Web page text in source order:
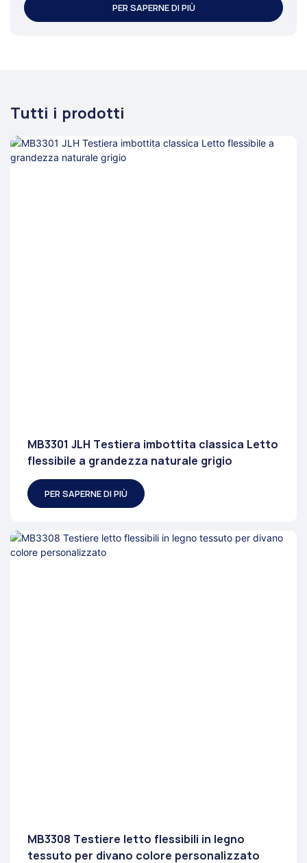
PER SAPERNE DI PIÙ
Tutti i prodotti
MB3301 JLH Testiera imbottita classica Letto
flessibile a grandezza naturale grigio
PER SAPERNE DI PIÙ
MB3308 Testiere letto flessibili in legno
tessuto per divano colore personalizzato